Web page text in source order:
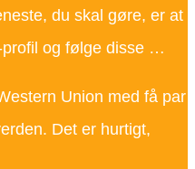
du skal gøre, er at
profil og følge disse …
Union med få par
Det er hurtigt,